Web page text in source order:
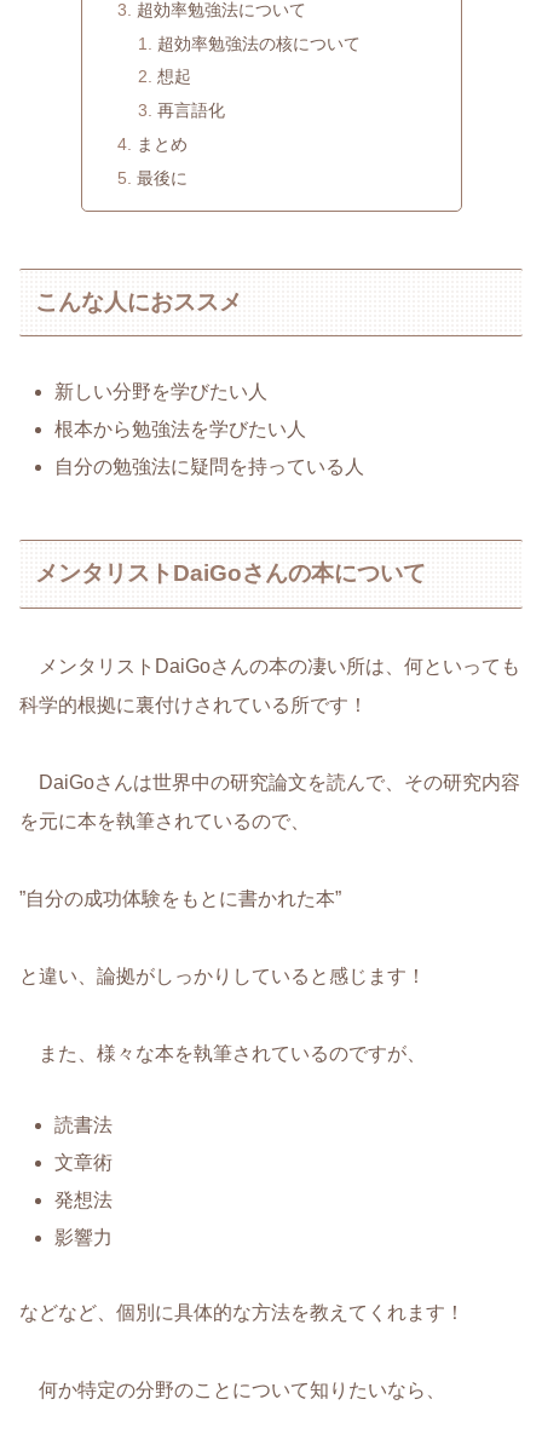
超効率勉強法について
超効率勉強法の核について
想起
再言語化
まとめ
最後に
こんな人におススメ
新しい分野を学びたい人
根本から勉強法を学びたい人
自分の勉強法に疑問を持っている人
メンタリストDaiGoさんの本について
メンタリストDaiGoさんの本の凄い所は、何といっても
科学的根拠に裏付けされている所です！
DaiGoさんは世界中の研究論文を読んで、その研究内容
を元に本を執筆されているので、
”自分の成功体験をもとに書かれた本”
と違い、論拠がしっかりしていると感じます！
また、様々な本を執筆されているのですが、
読書法
文章術
発想法
影響力
などなど、個別に具体的な方法を教えてくれます！
何か特定の分野のことについて知りたいなら、